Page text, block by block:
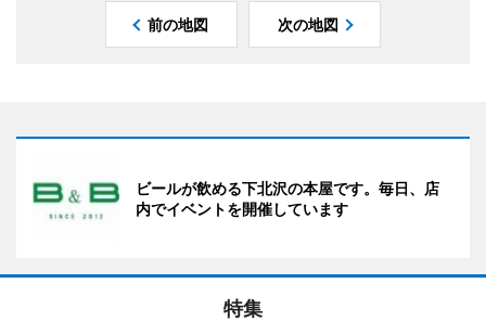
前の地図 次の地図
ビールが飲める下北沢の本屋です。毎日、店
内でイベントを開催しています
特集